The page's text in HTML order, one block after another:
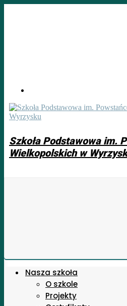
Szkoła Podstawowa im.
Wielkopolskich w
Nasza szkoła
O szkole
Projekty